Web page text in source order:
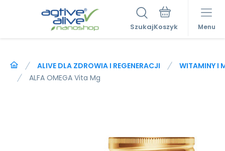
Szukaj Menu
ALIVE DLA ZDROWIA I REGENERACJI
WITAMINY I
ALFA OMEGA Vita Mg